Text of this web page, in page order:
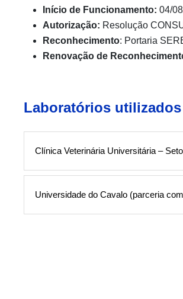
Início de Funcionamento: 04/
Autorização: Resolução
Reconhecimento: Portaria
Renovação de
Laboratórios utilizados
Clínica Veterinária Universitária –
Universidade do Cavalo (parceria